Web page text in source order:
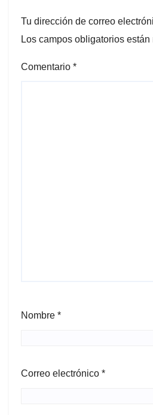
Tu dirección de correo
Los campos obligatorios están
Comentario *
Nombre *
Correo electrónico *